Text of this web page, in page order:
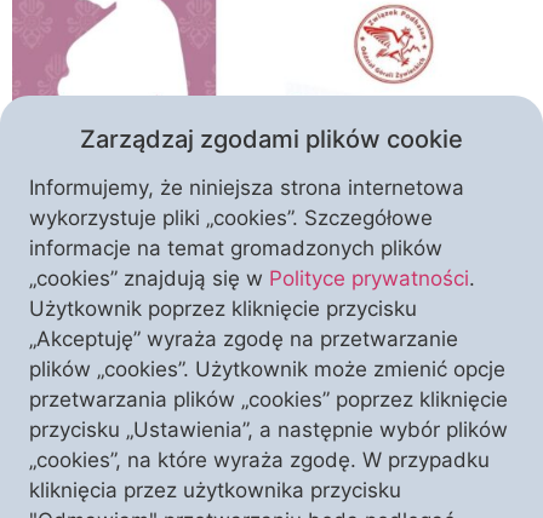
Modlitwą, słowem, czynem – środowiska górali
występują z kolejnymi inicjatywami społecznymi,
propagującymi konserwatywne wartości. Tak też
postąpił żywiecki oddział Związku Podhalan w
Polsce im. św. Jana Pawła II, który opublikował
specjalny list otwarty. Inicjatywa wpisuje się w
obchodzone kolejno Narodowy Dzień Życia, Dzień
Świętości Życia oraz Tydzień Modlitw o Ochronę
Życia. List podpisany przez prezesa […]
Zarządzaj zgodami plików cookie
Informujemy, że niniejsza strona internetowa
wykorzystuje pliki „cookies”. Szczegółowe
informacje na temat gromadzonych plików
„cookies” znajdują się w Polityce prywatności.
Użytkownik poprzez kliknięcie przycisku
„Akceptuję” wyraża zgodę na przetwarzanie
plików „cookies”. Użytkownik może zmienić opcje
przetwarzania plików „cookies” poprzez kliknięcie
przycisku „Ustawienia”, a następnie wybór plików
„cookies”, na które wyraża zgodę. W przypadku
kliknięcia przez użytkownika przycisku